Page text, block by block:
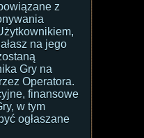
z
na jego
Gry na
Operatora.
finansowe
w tym
ogłaszane